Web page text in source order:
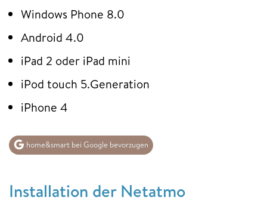
Windows Phone 8.0
Android 4.0
iPad 2 oder iPad mini
iPod touch 5.Generation
iPhone 4
home&smart bei Google bevorzugen
Installation der Netatmo